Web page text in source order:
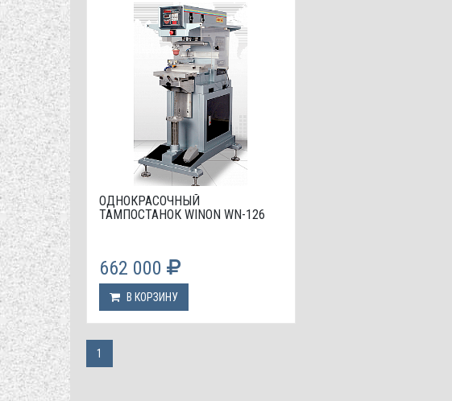
ОДНОКРАСОЧНЫЙ
ТАМПОСТАНОК WINON WN-126
662 000
В КОРЗИНУ
1